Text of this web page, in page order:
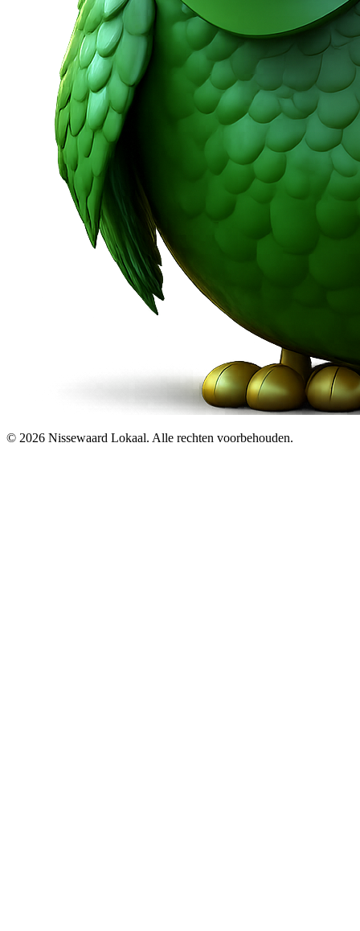
© 2026 Nissewaard Lokaal. Alle rechten voorbehouden.